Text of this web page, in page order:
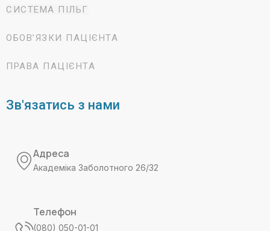
СИСТЕМА ПІЛЬГ
ОБОВ’ЯЗКИ ПАЦІЄНТА
ПРАВА ПАЦІЄНТА
Зв'язатись з нами
Адреса
Академіка Заболотного 26/32
Телефон
(080) 050-01-01